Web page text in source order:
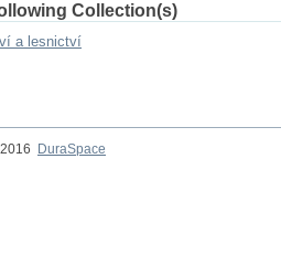
Collection(s)
a lesnictví
DuraSpace